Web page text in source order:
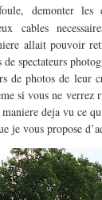
demonter les
cables
allait pouvoir
spectateurs
de photos de leur
si vous ne verrez
deja vu ce
je vous propose